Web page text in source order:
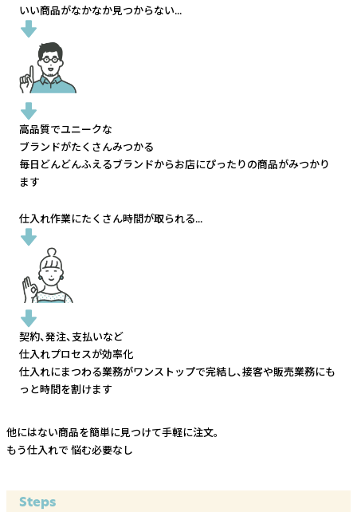
いい商品がなかなか見つからない...
高品質でユニークな
ブランドがたくさんみつかる
毎日どんどんふえるブランドからお店にぴったりの商品がみつかり
ます
仕入れ作業にたくさん時間が取られる...
契約、発注、支払いなど
仕入れプロセスが効率化
仕入れにまつわる業務がワンストップで完結し、接客や販売業務にも
っと時間を割けます
他にはない商品を簡単に見つけて手軽に注文。
もう仕入れで 悩む必要なし
Steps